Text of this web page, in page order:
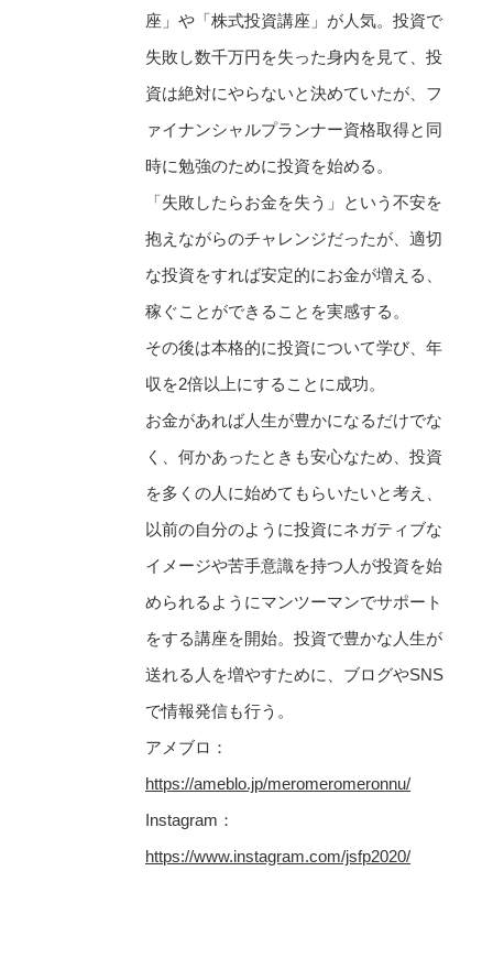
座」や「株式投資講座」が人気。投資で
失敗し数千万円を失った身内を見て、投
資は絶対にやらないと決めていたが、フ
ァイナンシャルプランナー資格取得と同
時に勉強のために投資を始める。
「失敗したらお金を失う」という不安を
抱えながらのチャレンジだったが、適切
な投資をすれば安定的にお金が増える、
稼ぐことができることを実感する。
その後は本格的に投資について学び、年
収を2倍以上にすることに成功。
お金があれば人生が豊かになるだけでな
く、何かあったときも安心なため、投資
を多くの人に始めてもらいたいと考え、
以前の自分のように投資にネガティブな
イメージや苦手意識を持つ人が投資を始
められるようにマンツーマンでサポート
をする講座を開始。投資で豊かな人生が
送れる人を増やすために、ブログやSNS
で情報発信も行う。
アメブロ：
https://ameblo.jp/meromeromeronnu/
Instagram：
https://www.instagram.com/jsfp2020/